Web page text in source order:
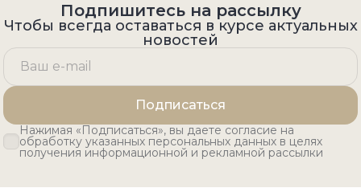
Подпишитесь на рассылку
Чтобы всегда оставаться в курсе актуальных
новостей
Подписаться
Нажимая «Подписаться», вы даете согласие на
обработку указанных персональных данных в целях
получения информационной и рекламной рассылки